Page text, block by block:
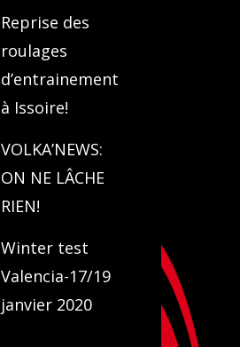
Reprise des
roulages
d’entrainement
à Issoire!
VOLKA’NEWS:
ON NE LÂCHE
RIEN!
Winter test
Valencia-17/19
janvier 2020